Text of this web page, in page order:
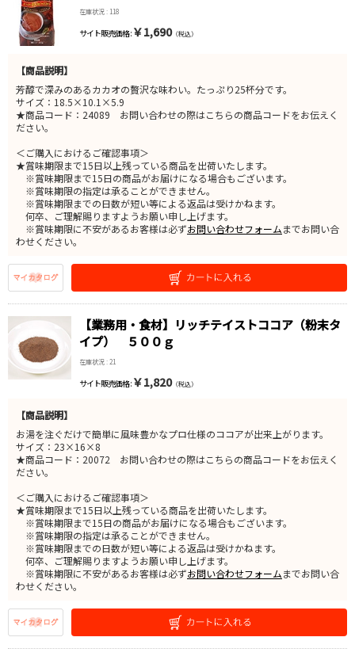
在庫状況 : 118
サイト販売価格 : ￥1,690（税込）
【商品説明】
芳醇で深みのあるカカオの贅沢な味わい。たっぷり25杯分です。
サイズ：18.5×10.1×5.9
★商品コード：24089 お問い合わせの際はこちらの商品コードをお伝えく
ださい。
＜ご購入におけるご確認事項＞
★賞味期限まで15日以上残っている商品を出荷いたします。
※賞味期限まで15日の商品がお届けになる場合もございます。
※賞味期限の指定は承ることができません。
※賞味期限までの日数が短い等による返品は受けかねます。
何卒、ご理解賜りますようお願い申し上げます。
※賞味期限に不安があるお客様は必ずお問い合わせフォームまでお問い合
わせください。
【業務用・食材】リッチテイストココア（粉末タ
イプ） ５００ｇ
在庫状況 : 21
サイト販売価格 : ￥1,820（税込）
【商品説明】
お湯を注ぐだけで簡単に風味豊かなプロ仕様のココアが出来上がります。
サイズ：23×16×8
★商品コード：20072 お問い合わせの際はこちらの商品コードをお伝えく
ださい。
＜ご購入におけるご確認事項＞
★賞味期限まで15日以上残っている商品を出荷いたします。
※賞味期限まで15日の商品がお届けになる場合もございます。
※賞味期限の指定は承ることができません。
※賞味期限までの日数が短い等による返品は受けかねます。
何卒、ご理解賜りますようお願い申し上げます。
※賞味期限に不安があるお客様は必ずお問い合わせフォームまでお問い合
わせください。